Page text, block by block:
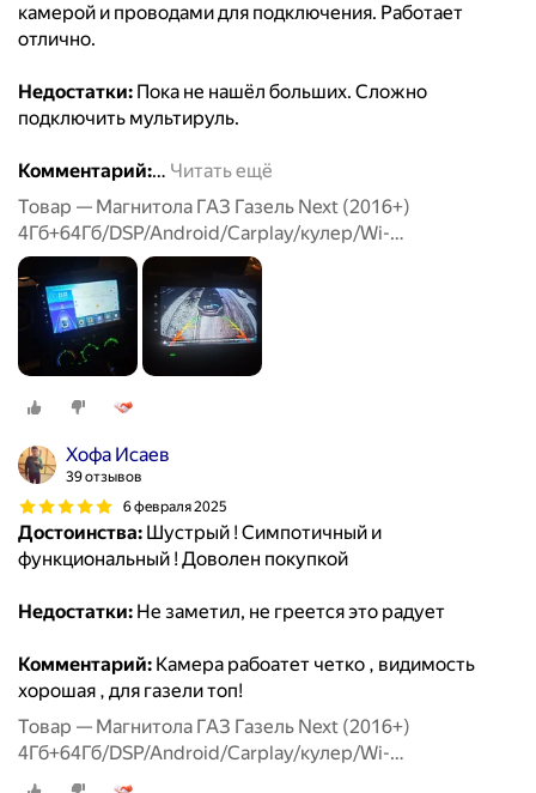
камерой и проводами для подключения. Работает
отлично.
Недостатки: Пока не нашёл больших. Сложно
подключить мультируль.
Комментарий:… Читать ещё
Товар — Магнитола ГАЗ Газель Next (2016+)
4Гб+64Гб/DSP/Android/Carplay/кулер/Wi-
Fi/Bluetooth/2din/штатная магнитола
Хофа Исаев
39 отзывов
6 февраля 2025
Достоинства: Шустрый ! Симпотичный и
функциональный ! Доволен покупкой
Недостатки: Не заметил, не греется это радует
Комментарий: Камера рабоатет четко , видимость
хорошая , для газели топ!
Товар — Магнитола ГАЗ Газель Next (2016+)
4Гб+64Гб/DSP/Android/Carplay/кулер/Wi-
Fi/Bluetooth/2din/штатная магнитола